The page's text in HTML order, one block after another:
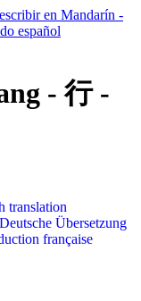
- 行 -
translation
Deutsche Übersetzung
française